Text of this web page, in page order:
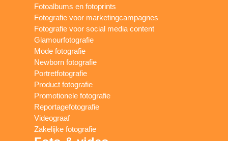
Fotoalbums en fotoprints
Fotografie voor marketingcampagnes
Fotografie voor social media content
Glamourfotografie
Mode fotografie
Newborn fotografie
Portretfotografie
Product fotografie
Promotionele fotografie
Reportagefotografie
Videograaf
Zakelijke fotografie